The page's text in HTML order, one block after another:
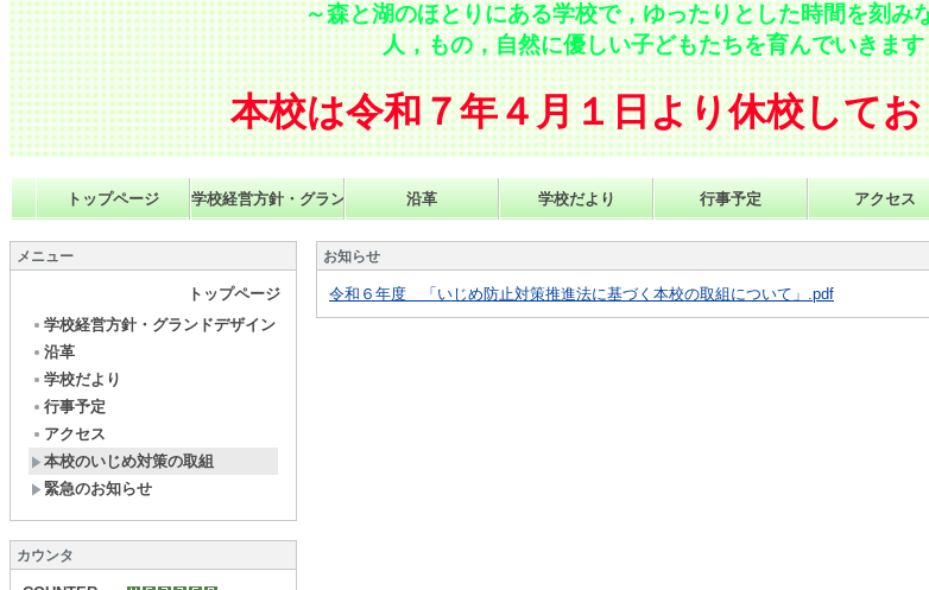
～森と湖のほとりにある学校で，ゆったりとした時間を刻み
人，もの，自然に優しい子どもたちを育んでいきます
本校は令和７年４月１日より休校して
トップページ 学校経営方針・グランドデザイン沿革 学校だより 行事予定 アクセス
メニュー
トップページ
学校経営方針・グランドデザイン
沿革
学校だより
行事予定
アクセス
本校のいじめ対策の取組
緊急のお知らせ
カウンタ
お知らせ
令和６年度 「いじめ防止対策推進法に基づく本校の取組について」.pdf